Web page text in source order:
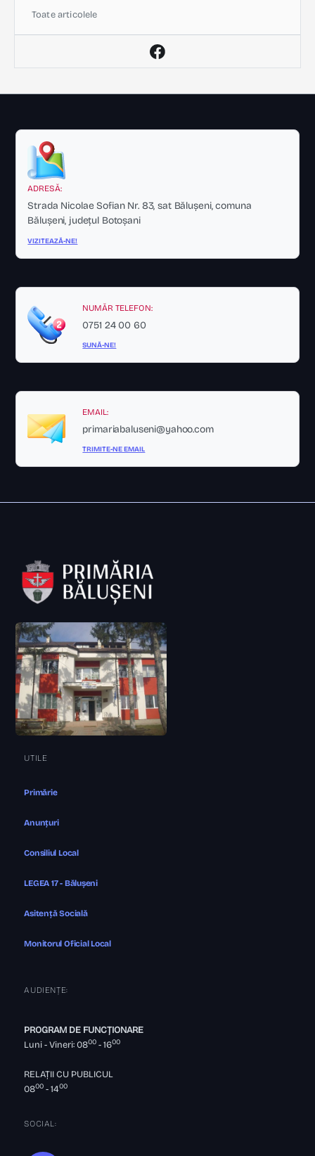
Toate articolele
ADRESĂ:
Strada Nicolae Sofian Nr. 83, sat Bălușeni, comuna
Bălușeni, județul Botoșani
VIZITEAZĂ-NE!
NUMĂR TELEFON:
0751 24 00 60
SUNĂ-NE!
EMAIL:
primariabaluseni@yahoo.com
TRIMITE-NE EMAIL
UTILE
Primărie
Anunțuri
Consiliul Local
LEGEA 17 - Bălușeni
Asitență Socială
Monitorul Oficial Local
AUDIENȚE:
PROGRAM DE FUNCȚIONARE
Luni - Vineri: 0800 - 1600
RELAȚII CU PUBLICUL
0800 - 1400
SOCIAL: